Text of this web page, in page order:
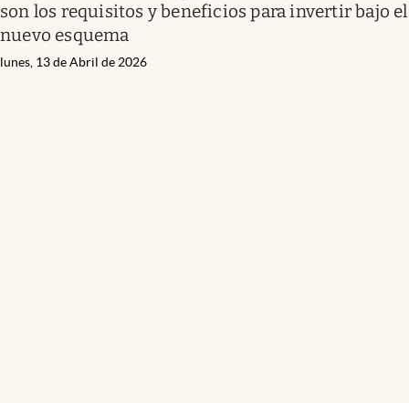
son los requisitos y beneficios para invertir bajo el
nuevo esquema
lunes, 13 de Abril de 2026